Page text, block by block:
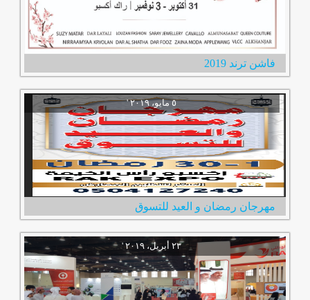
فاشن ترند 2019
‏٥ مايو، ٢٠١٩‏ ‏'‏
مهرجان رمضان و العيد للتسوق
‏٢٣ أبريل، ٢٠١٩‏ ‏'‏